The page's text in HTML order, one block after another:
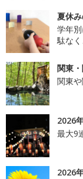
夏休
学年
駄な
関東
関東
2026
最大9
2026